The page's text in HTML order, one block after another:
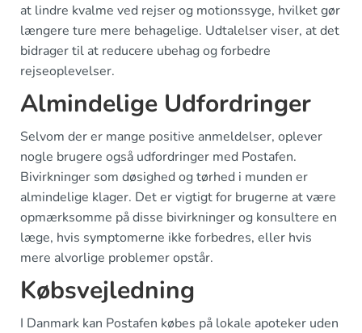
at lindre kvalme ved rejser og motionssyge, hvilket gør
længere ture mere behagelige. Udtalelser viser, at det
bidrager til at reducere ubehag og forbedre
rejseoplevelser.
Almindelige Udfordringer
Selvom der er mange positive anmeldelser, oplever
nogle brugere også udfordringer med Postafen.
Bivirkninger som døsighed og tørhed i munden er
almindelige klager. Det er vigtigt for brugerne at være
opmærksomme på disse bivirkninger og konsultere en
læge, hvis symptomerne ikke forbedres, eller hvis
mere alvorlige problemer opstår.
Købsvejledning
I Danmark kan Postafen købes på lokale apoteker uden